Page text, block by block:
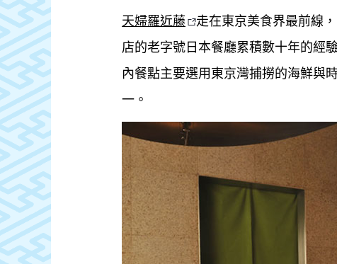
天婦羅近藤
走在東京美食界最前線
店的老字號日本餐廳累積數十年的經
內餐點主要選用東京灣捕撈的海鮮與
一。